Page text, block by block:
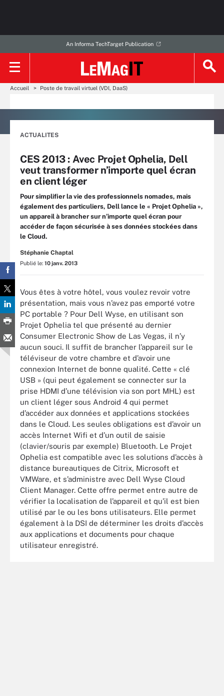
An Informa TechTarget Publication
Accueil Poste de travail virtuel (VDI, DaaS)
ACTUALITES
CES 2013 : Avec Projet Ophelia, Dell
veut transformer n’importe quel écran
en client léger
Pour simplifier la vie des professionnels nomades, mais
également des particuliers, Dell lance le « Projet Ophelia »,
un appareil à brancher sur n’importe quel écran pour
accéder de façon sécurisée à ses données stockées dans
le Cloud.
Stéphanie Chaptal
Publié le: 10 janv. 2013
Vous êtes à votre hôtel, vous voulez revoir votre
présentation, mais vous n’avez pas emporté votre
PC portable ? Pour Dell Wyse, en utilisant son
Projet Ophelia tel que présenté au dernier
Consumer Electronic Show de Las Vegas, il n’y
aucun souci. Il suffit de brancher l’appareil sur le
téléviseur de votre chambre et d’avoir une
connexion Internet de bonne qualité. Cette « clé
USB » (qui peut également se connecter sur la
prise HDMI d’une télévision via son port MHL) est
un client léger sous Android 4 qui permet
d’accéder aux données et applications stockées
dans le Cloud. Les seules obligations est d’avoir un
accès Internet Wifi et d’un outil de saisie
(clavier/souris par exemple) Bluetooth. Le Projet
Ophelia est compatible avec les solutions d’accès à
distance bureautiques de Citrix, Microsoft et
VMWare, et s’administre avec Dell Wyse Cloud
Client Manager. Cette offre permet entre autre de
vérifier la localisation de l’appareil et qu’il est bien
utilisé par le ou les bons utilisateurs. Elle permet
également à la DSI de déterminer les droits d’accès
aux applications et documents pour chaque
utilisateur enregistré.